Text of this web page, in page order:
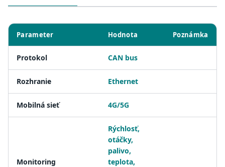
Parameter Hodnota Poznámka
Protokol CAN bus
Rozhranie Ethernet
Mobilná sieť 4G/5G
Monitoring
Rýchlosť,
otáčky,
palivo,
teplota,